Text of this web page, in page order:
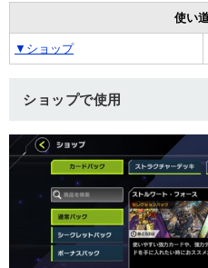
使い
▼ショップ
ショップで使用